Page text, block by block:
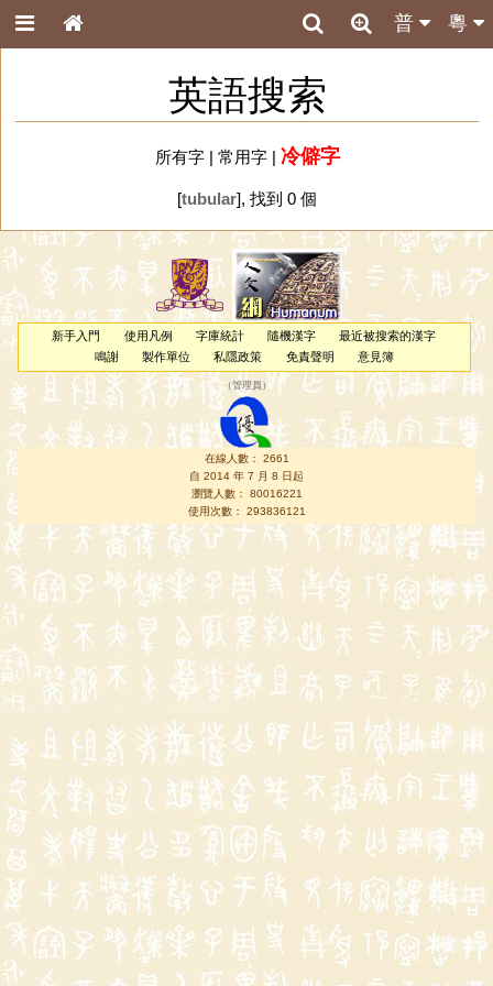
粵
普
英語搜索
所有字| 常用字| 冷僻字
[tubular], 找到 0 個
新手入門 使用凡例 字庫統計 隨機漢字
最近被搜索的漢字
鳴謝
製作單位 私隱政策 免責聲明 意見簿
（管理員 ）
在線人數： 2661
自 2014 年 7 月 8 日起
瀏覽人數： 80016221
使用次數： 293836121